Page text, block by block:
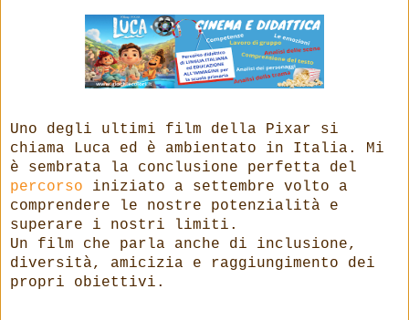
Uno degli ultimi film della Pixar si
chiama Luca ed è ambientato in Italia. Mi
è sembrata la conclusione perfetta del
percorso iniziato a settembre volto a
comprendere le nostre potenzialità e
superare i nostri limiti.
Un film che parla anche di inclusione,
diversità, amicizia e raggiungimento dei
propri obiettivi.